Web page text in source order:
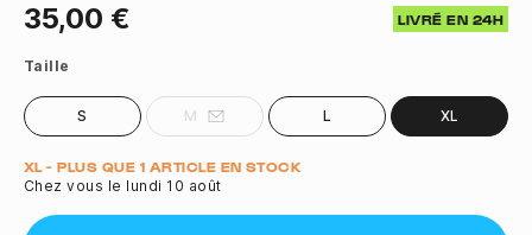
35,00 € LIVRÉ EN 24H
Taille
S M L XL
Quantité
XL - PLUS QUE 1 ARTICLE EN STOCK
Chez vous le lundi 10 août